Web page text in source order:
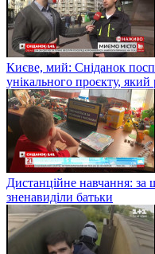
Києве, мий: Сніданок
унікального проєкту,
Дистанційне навчання:
зненавиділи батьки